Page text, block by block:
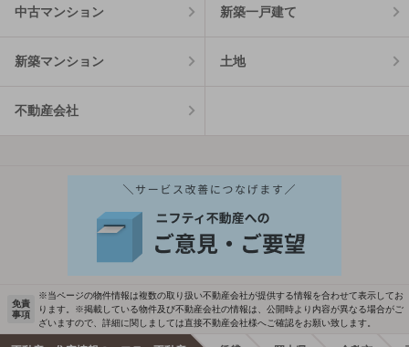
中古マンション 新築一戸建て
新築マンション 土地
不動産会社
免責
事項
※当ページの物件情報は複数の取り扱い不動産会社が提供する情報を合わせて表示してお
ります。※掲載している物件及び不動産会社の情報は、公開時より内容が異なる場合がご
ざいますので、詳細に関しましては直接不動産会社様へご確認をお願い致します。